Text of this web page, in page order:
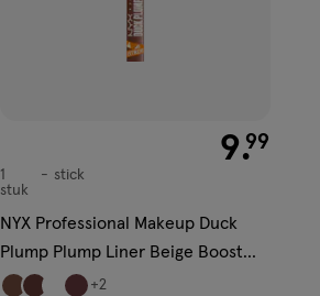
€ 9.99
9.99
stick
1
stuk
stick
NYX Professional Makeup Duck
Plump Plump Liner Beige Boost
Lippotlood +2